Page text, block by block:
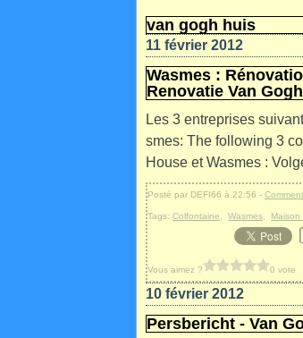
van gogh huis
11 février 2012
Wasmes :
Renovatie Van
Les 3 entreprises
smes: The following 3
House et Wasmes :
Posté par DEFI66 à 22:56 -
Tags: Colfontaine Wasmes Maison
Vous aimez ? 0 vote
10 février 2012
Persbericht - Van